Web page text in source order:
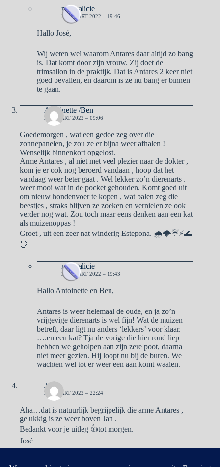
naargalicie
23 MAART 2022 – 19:46
Hallo José,
Wij weten wel waarom Antares daar altijd zo bang
is. Dat komt door zijn vrouw. Zij doet de
trimsallon in de praktijk. Dat is Antares 2 keer niet
goed bevallen, en daarom is ze nu bang er binnen
te gaan.
Antoinette /Ben
23 MAART 2022 – 09:06
Goedemorgen , wat een gedoe zeg over die
zonnepanelen, je zou ze er bijna weer afhalen !
Wenselijk binnenkort opgelost.
Arme Antares , al niet met veel plezier naar de dokter ,
kom je er ook nog beroerd vandaan , hoop dat het
vandaag weer beter gaat . Wel lekker zo’n dierenarts ,
weer mooi wat in de pocket gehouden. Komt goed uit
om nieuw hondenvoer te kopen , wat balen zeg die
beestjes , straks blijven ze zoeken en vernielen ze ook
verder nog wat. Zou toch maar eens denken aan een kat
als muizenoppas !
Groet , uit een zeer nat winderig Estepona. 🌧🌩☔⚡🌊
👋
naargalicie
23 MAART 2022 – 19:43
Hallo Antoinette en Ben,
Antares is weer helemaal de oude, en ja zo’n
vrijgevige dierenarts is wel fijn! Wat de muizen
betreft, daar ligt nu anders ‘lekkers’ voor klaar.
….en een kat? Tja de vorige die hier rond liep
hebben we geholpen aan zijn zere poot, daarna
niet meer gezien. Hij loopt nu bij de buren. We
wachten wel tot er weer een aan komt waaien.
José
23 MAART 2022 – 22:24
Aha…dat is natuurlijk begrijpelijk die arme Antares ,
gelukkig is ze weer boven Jan .
Bedankt voor je uitleg 👍tot morgen.
José